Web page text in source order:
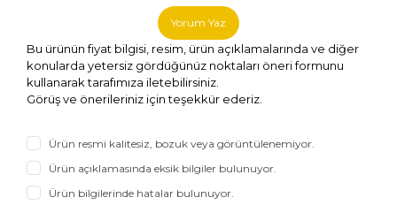
Yorum Yaz
Bu ürünün fiyat bilgisi, resim, ürün açıklamalarında ve diğer
konularda yetersiz gördüğünüz noktaları öneri formunu
kullanarak tarafımıza iletebilirsiniz.
Görüş ve önerileriniz için teşekkür ederiz.
Ürün resmi kalitesiz, bozuk veya görüntülenemiyor.
Ürün açıklamasında eksik bilgiler bulunuyor.
Ürün bilgilerinde hatalar bulunuyor.